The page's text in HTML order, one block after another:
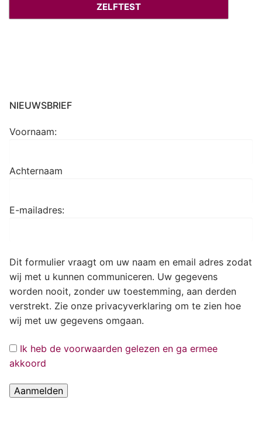
ZELFTEST
NIEUWSBRIEF
Voornaam:
Achternaam
E-mailadres:
Dit formulier vraagt om uw naam en email adres zodat
wij met u kunnen communiceren. Uw gegevens
worden nooit, zonder uw toestemming, aan derden
verstrekt. Zie onze privacyverklaring om te zien hoe
wij met uw gegevens omgaan.
Ik heb de voorwaarden gelezen en ga ermee
akkoord